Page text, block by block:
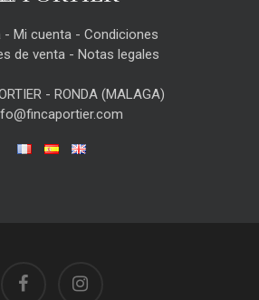
- Mi cuenta - Condiciones
de venta - Notas legales
- RONDA (MALAGA)